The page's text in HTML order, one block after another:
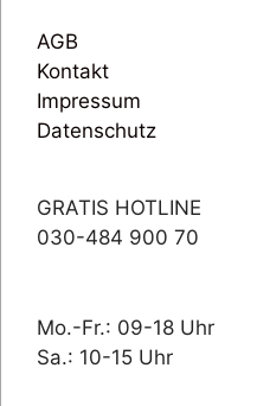
AGB
Kontakt
Impressum
Datenschutz
GRATIS HOTLINE
030-484 900 70
Mo.-Fr.: 09-18 Uhr
Sa.: 10-15 Uhr